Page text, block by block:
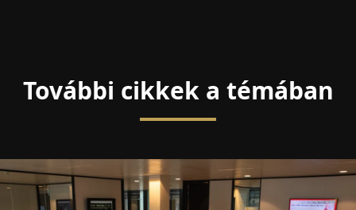
További cikkek a témában